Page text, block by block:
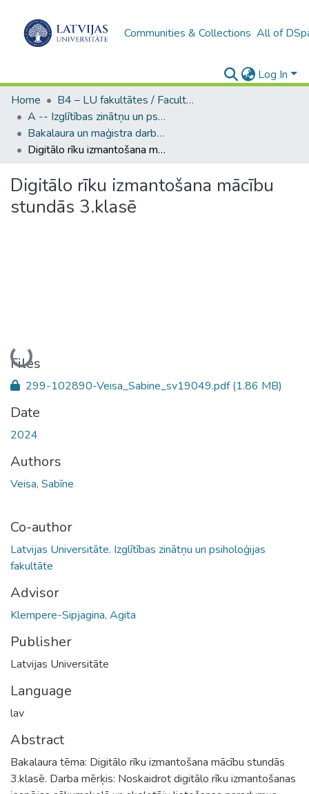
Communities & Collections All of
Log In
Home
B4 – LU fakultātes / Faculties of the UL
A -- Izglītības zinātņu un psiholoģijas fakultāte / Faculty of Education Sciences and Psychology
Bakalaura un maģistra darbi (PPMF) / Bachelor's and Master's theses
Digitālo rīku izmantošana mācību stundās 3.klasē
Digitālo rīku izmantošana mācību
stundās 3.klasē
Loading...
Files
299-102890-Veisa_Sabine_sv19049.pdf(1.86 MB)
Date
2024
Authors
Veisa, Sabīne
Co-author
Latvijas Universitāte. Izglītības zinātņu un psiholoģijas
fakultāte
Advisor
Klempere-Sipjagina, Agita
Publisher
Latvijas Universitāte
Language
lav
Abstract
Bakalaura tēma: Digitālo rīku izmantošana mācību stundās
3.klasē. Darba mērķis: Noskaidrot digitālo rīku izmantošanas